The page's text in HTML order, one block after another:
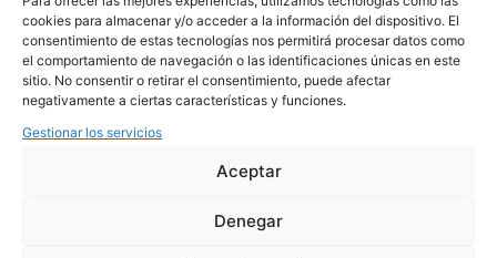
cookies para almacenar y/o acceder a la información del dispositivo. El
consentimiento de estas tecnologías nos permitirá procesar datos como
el comportamiento de navegación o las identificaciones únicas en este
sitio. No consentir o retirar el consentimiento, puede afectar
negativamente a ciertas características y funciones.
Gestionar los servicios
Aceptar
Denegar
Dibujo sobre papel